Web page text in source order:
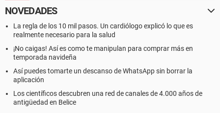
NOVEDADES
La regla de los 10 mil pasos. Un cardiólogo explicó lo que es
realmente necesario para la salud
¡No caigas! Así es como te manipulan para comprar más en
temporada navideña
Así puedes tomarte un descanso de WhatsApp sin borrar la
aplicación
Los científicos descubren una red de canales de 4.000 años de
antigüedad en Belice